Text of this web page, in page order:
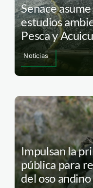
Senace
estudios
Pesca y
Noticias
Impulsan la
pública para
del oso andino